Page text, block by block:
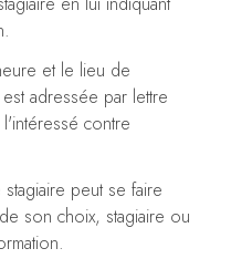
et le lieu de
adressée par lettre
contre
peut se faire
son choix, stagiaire ou